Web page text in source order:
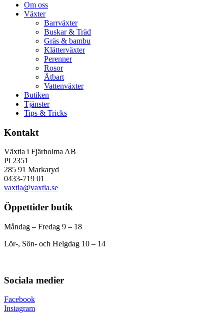
Om oss
Växter
Barrväxter
Buskar & Träd
Gräs & bambu
Klätterväxter
Perenner
Rosor
Ätbart
Vattenväxter
Butiken
Tjänster
Tips & Tricks
Kontakt
Växtia i Fjärholma AB
Pl 2351
285 91 Markaryd
0433-719 01
vaxtia@vaxtia.se
Öppettider butik
Måndag – Fredag 9 – 18
Lör-, Sön- och Helgdag 10 – 14
Sociala medier
Facebook
Instagram